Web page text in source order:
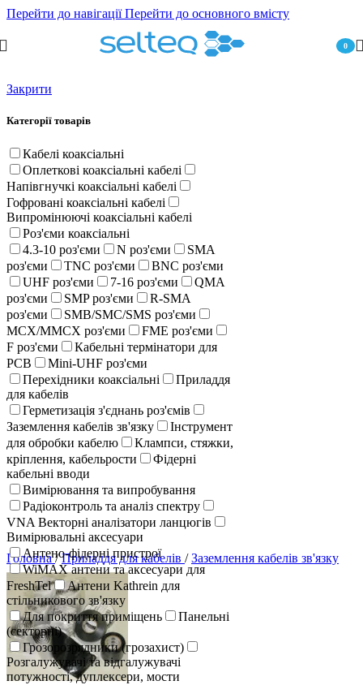
Перейти до навігаціїПерейти до основного вмісту
0
Закрити
Категорії товарів
Кабелі коаксіальні
Оплеткові коаксіальні кабелі
Напівгнучкі коаксіальні кабелі
Гофровані коаксіальні кабелі
Випромінюючі коаксіальні кабелі
Роз'єми коаксіальні
4.3-10 роз'єми
N роз'єми
SMA
роз'єми
TNC роз'єми
BNC роз'єми
UHF роз'єми
7-16 роз'єми
QMA
роз'єми
SMP роз'єми
R-SMA
роз'єми
SMB/SMC/SMS роз'єми
MCX/MMCX роз'єми
FME роз'єми
F роз'єми
Кабельні термінатори для
PCB
Mini-UHF роз'єми
Перехідники коаксіальні
Приладдя
для кабелів
Герметизація з'єднань роз'ємів
Заземлення кабелів зв'язку
Інструмент
для обробки кабелю
Клампси, стяжки,
кріплення, кабельрости
Фідерні
кабельні вводи
Вимірювання та випробування
Радіоконтроль та аналіз спектру
VNA Векторні аналізатори ланцюгів
Вимірювальні аксесуари
Антено-фідерні пристрої
WiMAX антени та аксесуари для
FreshTel
Антени Kathrein для
стільникового зв'язку
Для покриття приміщень
Панельні
(секторні)
Грозорозрядники (грозахист)
Розгалужувачі та відгалужувачі
потужності, дуплексери, мости
Головна/ Приладдя для кабелів / Заземлення кабелів зв'язку